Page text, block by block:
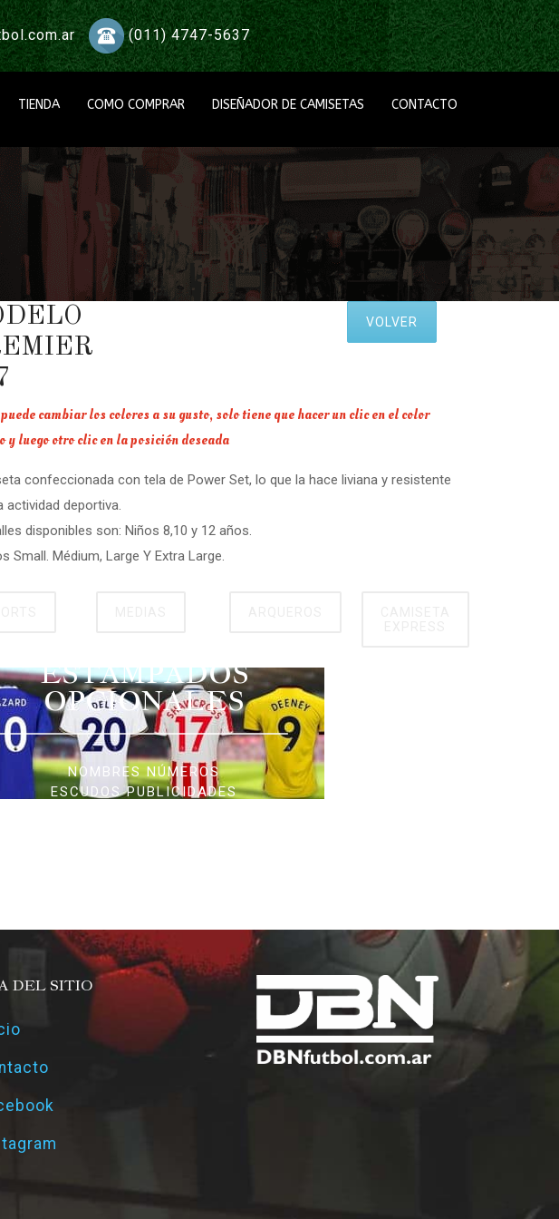
(011) 4747-5637
TIENDA COMO COMPRAR DISEÑADOR DE CAMISETAS CONTACTO
VOLVER
cambiar los colores a su gusto, solo tiene que hacer un clic en el color
y luego otro clic en la posición deseada
confeccionada con tela de Power Set, lo que la hace liviana y resistente
actividad deportiva.
disponibles son: Niños 8,10 y 12 años.
Small. Médium, Large Y Extra Large.
ESTAMPADOS
OPCIONALES
NOMBRES NÚMEROS
ESCUDOS PUBLICIDADES
DEL SITIO